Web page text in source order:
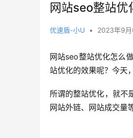
网站seo整站优
优速盾-小U • 2023年9
网站seo整站优化怎么
站优化的效果呢？今天
所谓的整站优化，就不
网站外链、网站成交量